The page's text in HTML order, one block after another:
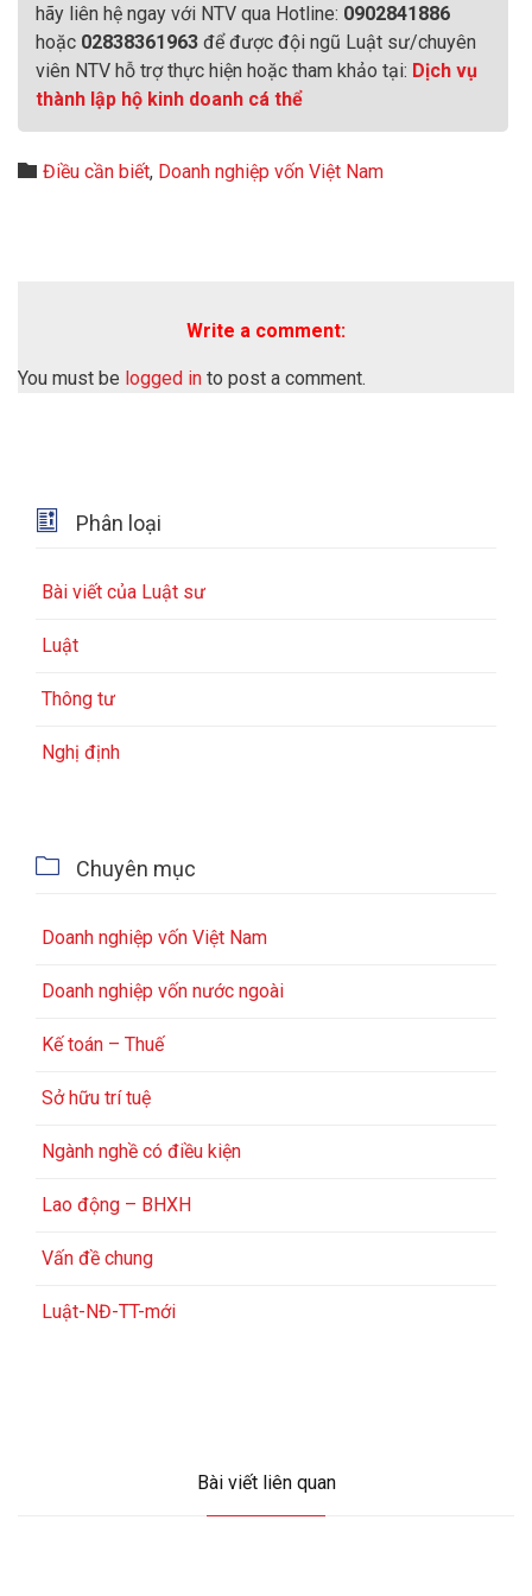
hãy liên hệ ngay với NTV qua Hotline: 0902841886
hoặc 02838361963 để được đội ngũ Luật sư/chuyên
viên NTV hỗ trợ thực hiện hoặc tham khảo tại: Dịch vụ
thành lập hộ kinh doanh cá thể
 Category
Điều cần biết, Doanh nghiệp vốn Việt Nam
Write a comment:
You must be logged in to post a comment.
 Phân loại
Bài viết của Luật sư
Luật
Thông tư
Nghị định
 Chuyên mục
Doanh nghiệp vốn Việt Nam
Doanh nghiệp vốn nước ngoài
Kế toán – Thuế
Sở hữu trí tuệ
Ngành nghề có điều kiện
Lao động – BHXH
Vấn đề chung
Luật-NĐ-TT-mới
Bài viết liên quan